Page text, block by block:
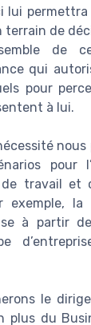
lui permettra
terrain de
de
qui
pour
à lui.
pour
travail et
exemple,
à partir
le
plus du